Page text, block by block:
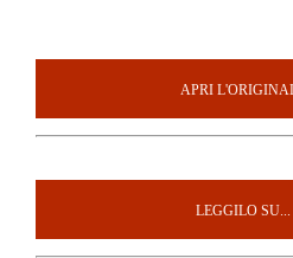
APRI
LEGGILO SU...